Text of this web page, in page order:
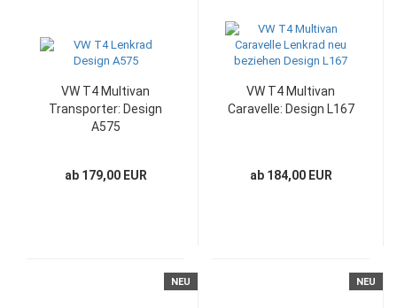
VW T4 Multivan
Transporter: Design
A575
ab 179,00 EUR
VW T4 Multivan
Caravelle: Design L167
ab 184,00 EUR
NEU NEU